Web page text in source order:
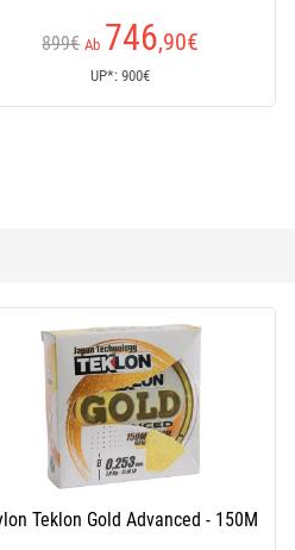
899€ Ab 746,90€
UP*: 900€
Teklon Gold Advanced - 150M